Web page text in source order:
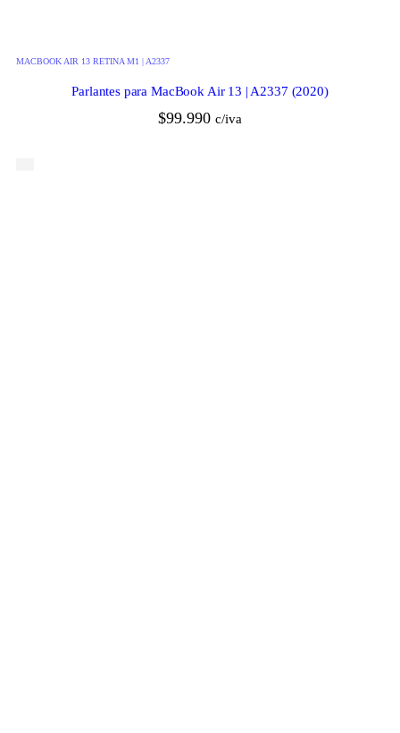
MACBOOK AIR 13 RETINA M1 | A2337
Parlantes para MacBook Air 13 | A2337 (2020)
$99.990 c/iva